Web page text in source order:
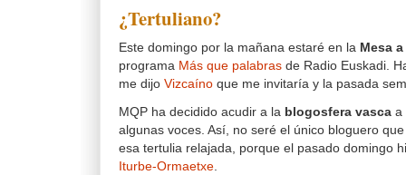
¿Tertuliano?
Este domingo por la mañana estaré en la Mesa
programa Más que palabras de Radio Euskadi.
me dijo Vizcaíno que me invitaría y la pasada
MQP ha decidido acudir a la blogosfera vasca a
algunas voces. Así, no seré el único bloguero
esa tertulia relajada, porque el pasado domingo
Iturbe-Ormaetxe.